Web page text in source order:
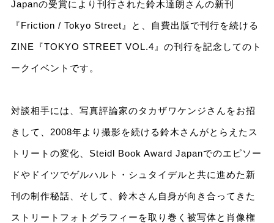
Japanの受賞により刊行された鈴木達朗さんの新刊
『Friction / Tokyo Street』と、自費出版で刊行を続ける
ZINE『TOKYO STREET VOL.4』の刊行を記念してのト
ークイベントです。
対談相手には、写真評論家のタカザワケンジさんをお招
きして、2008年より撮影を続ける鈴木さんがとらえたス
トリートの変化、Steidl Book Award Japanでのエピソー
ドやドイツでゲルハルト・シュタイデルと共に進めた新
刊の制作秘話、そして、鈴木さん自身が向き合ってきた
ストリートフォトグラフィーを取り巻く被写体と肖像権